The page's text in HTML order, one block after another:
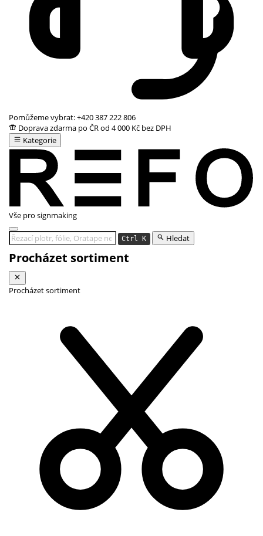
Pomůžeme vybrat:+420 387 222 806
Doprava zdarma po ČR od 4 000 Kč bez DPH
Kategorie
Vše pro signmaking
Ctrl K Hledat
Procházet sortiment
Procházet sortiment